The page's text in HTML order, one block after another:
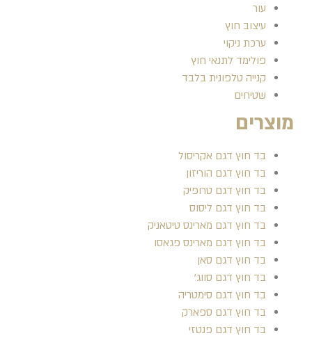
עור
עיצוב חוץ
ערכת ניקוי
פולימד לתנאי חוץ
קנייה טלפונית בלבד
שטיחים
מוצרים
בד חוץ דגם אקריסול
בד חוץ דגם הוריזון
בד חוץ דגם טרופיק
בד חוץ דגם ליסוס
בד חוץ דגם מארינס טיטאניק
בד חוץ דגם מארינס פגאסו
בד חוץ דגם סאן
בד חוץ דגם סווג'
בד חוץ דגם סימטריה
בד חוץ דגם ספארק
בד חוץ דגם פנטזי